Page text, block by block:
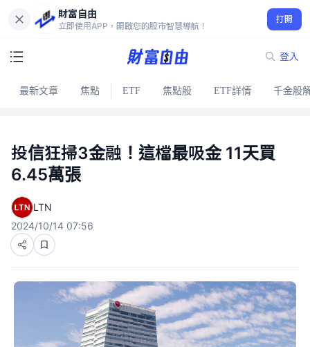
財富自由
立即使用APP，開啟您的股市智慧導航！
打開
登入
最新文章 焦點 ETF 焦點股 ETF詳情 千金股
投信狂掃3金融！這檔最吸金 11天買
6.45萬張
LTN
2024/10/14 07:56